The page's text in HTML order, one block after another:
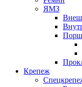
ЯМЗ
Крепеж